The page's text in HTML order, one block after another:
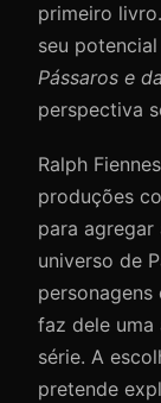
primeiro
seu
Pássaros e
perspectiva
Ralph
produções
para
universo de
faz dele uma
série. A
pretende